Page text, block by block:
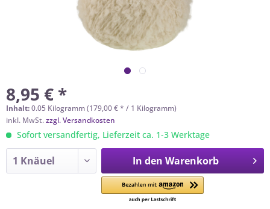
8,95 € *
Inhalt:0.05 Kilogramm (179,00 € * / 1 Kilogramm)
inkl. MwSt.zzgl. Versandkosten
Sofort versandfertig, Lieferzeit ca. 1-3 Werktage
In den Warenkorb